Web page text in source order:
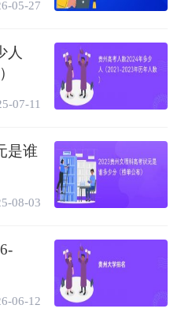
05-27
人
07-11
是谁
08-03
06-12